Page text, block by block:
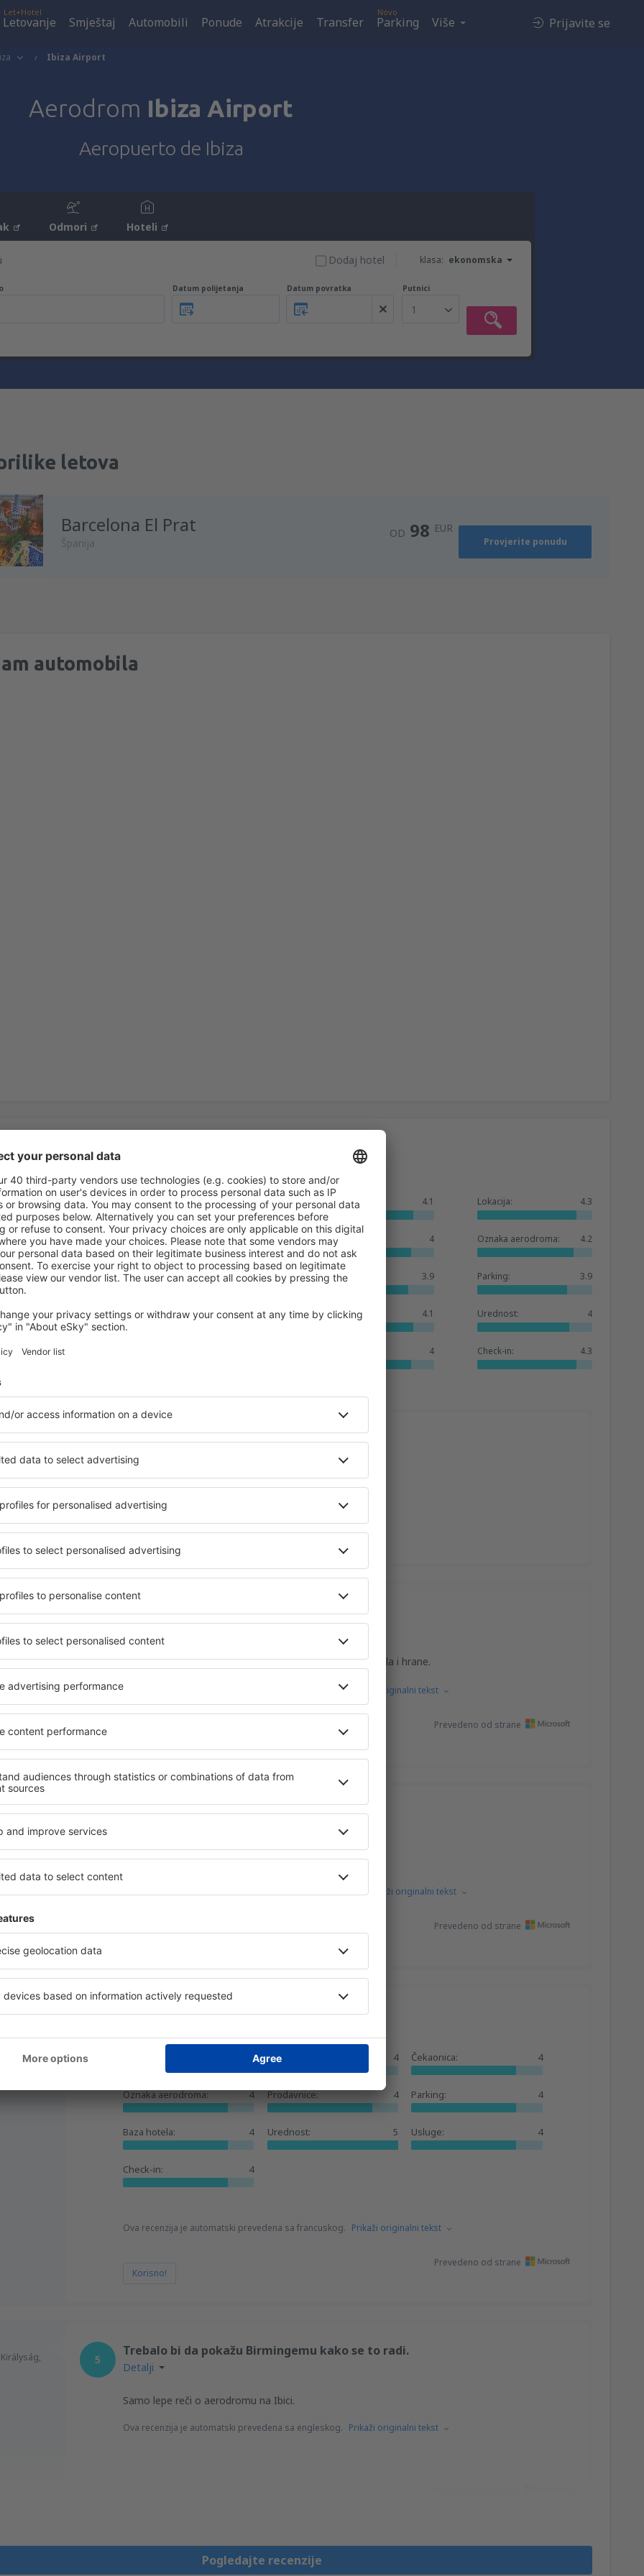
Let+Hotel
Letovanje Smještaj Automobili Ponude Atrakcije Transfer
Novo
Parking Više Prijavite se
Ibiza Airport
Aerodrom Ibiza Airport
Aeropuerto de Ibiza
Odmori Hoteli
klasa: ekonomska
Dodaj hotel
Datum polijetanja Datum povratka Putnici
1
letova
Barcelona El Prat
Španija
OD 98 EUR
Provjerite ponudu
automobila
Ibiza Airport
191 recenzija
korisnika
Ukupno: 4.1 Lokacija: 4.3
Čekaonica: 4 Oznaka aerodroma: 4.2
Prodavnice: 3.9 Parking: 3.9
Baza hotela: 4.1 Urednost: 4
4 Check-in: 4.3
4.1
Good
Detalji
Ok
Korisno!
4.9
Super!
Detalji
Lak pristup vratima, veliki prostori, puno prostora, sjedala i hrane.
Ova recenzija je automatski prevedena sa engleskog. Prikaži originalni tekst
Prevedeno od strane
Putovanje
Oky
Prikaži originalni tekst
Korisno!
Prevedeno od strane
Vrh
4 Lokacija: 4 Čekaonica: 4
Oznaka aerodroma: 4 Prodavnice: 4 Parking: 4
Baza hotela: 4 Urednost: 5 Usluge: 4
Check-in: 4
Ova recenzija je automatski prevedena sa francuskog. Prikaži originalni tekst
Korisno!
Prevedeno od strane
5
Trebalo bi da pokažu Birmingemu kako se to radi.
Detalji
Samo lepe reči o aerodromu na Ibici.
Ova recenzija je automatski prevedena sa engleskog. Prikaži originalni tekst
Pogledajte recenzije